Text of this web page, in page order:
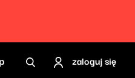
zaloguj się